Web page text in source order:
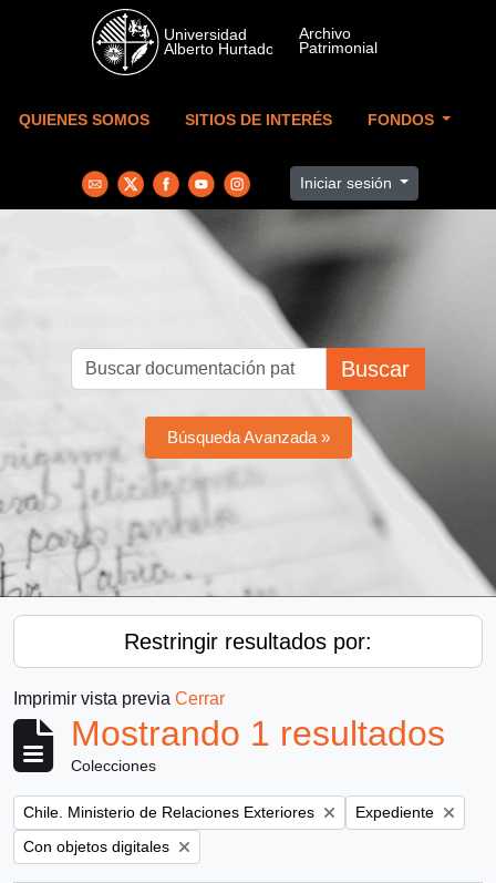
Skip to main content
QUIENES SOMOS SITIOS DE INTERÉS FONDOS
Iniciar sesión
Buscar
Búsqueda Avanzada »
Restringir resultados por:
Imprimir vista previa Cerrar
Mostrando 1 resultados
Colecciones
Remove filter:
Chile. Ministerio de Relaciones Exteriores Remove filter:
Expediente
Remove filter:
Con objetos digitales